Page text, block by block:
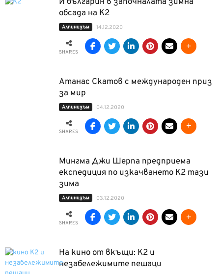
обсада на К2
Алпинизъм 14.12.2020
SHARES
Атанас Скатов с международен приз
за мир
Алпинизъм 04.12.2020
SHARES
Мингма Джи Шерпа предприема
експедиция по изкачването К2 тази
зима
Алпинизъм 03.12.2020
SHARES
На кино от вкъщи: К2 и
незабележимите пешаци